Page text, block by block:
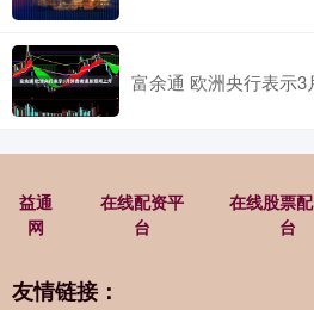
富余通 欧洲央行表示
益通
网
在线配资平
台
在线股票
台
友情链接：